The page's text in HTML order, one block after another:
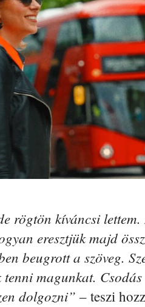
rögtön kíváncsi
eresztjük majd
beugrott a szöveg.
magunkat.
dolgozni” – teszi